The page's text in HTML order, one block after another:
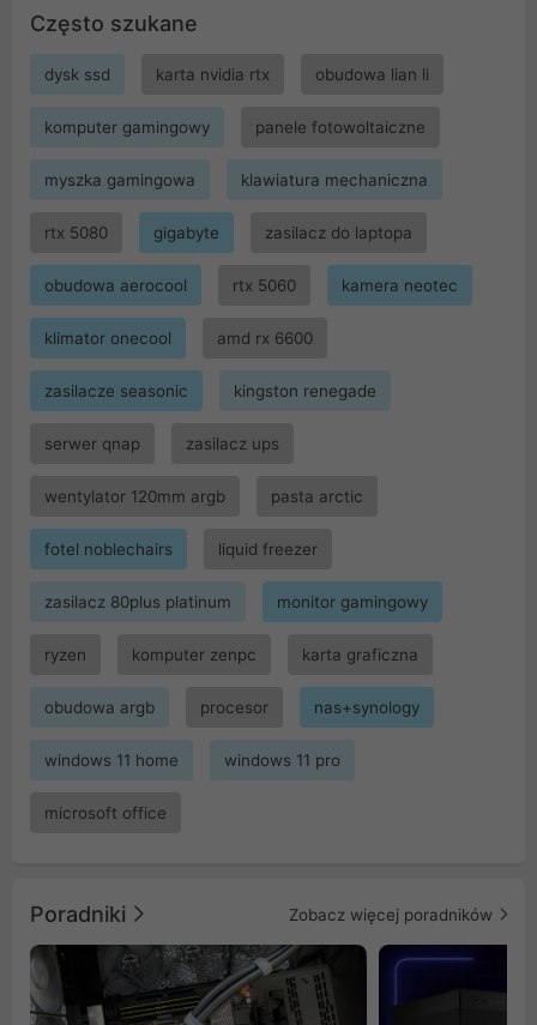
Często szukane
dysk ssd karta nvidia rtx obudowa lian li
komputer gamingowy panele fotowoltaiczne
myszka gamingowa klawiatura mechaniczna
rtx 5080 gigabyte zasilacz do laptopa
obudowa aerocool rtx 5060 kamera neotec
klimator onecool amd rx 6600
zasilacze seasonic kingston renegade
serwer qnap zasilacz ups
wentylator 120mm argb pasta arctic
fotel noblechairs liquid freezer
zasilacz 80plus platinum monitor gamingowy
ryzen komputer zenpc karta graficzna
obudowa argb procesor nas+synology
windows 11 home windows 11 pro
microsoft office
Poradniki Zobacz więcej poradników